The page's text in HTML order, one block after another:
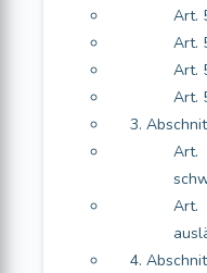
Art.
Art.
Art.
Art.
3.
4.